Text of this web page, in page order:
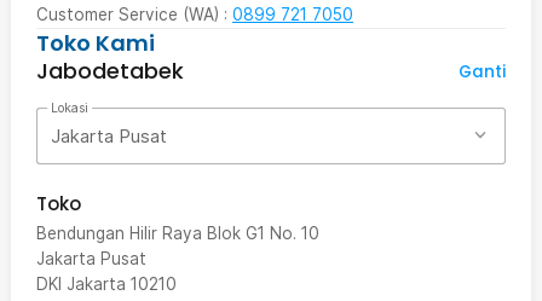
Customer Service (WA) : 0899 721 7050
Toko Kami
Jabodetabek
Ganti
Lokasi
Jakarta Pusat
Toko
Bendungan Hilir Raya Blok G1 No. 10
Jakarta Pusat
DKI Jakarta 10210